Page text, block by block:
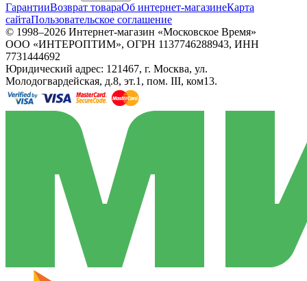
ГарантииВозврат товараОб интернет-магазинеКарта
сайтаПользовательское соглашение
© 1998–2026 Интернет-магазин «Московское Время»
ООО «ИНТЕРОПТИМ», ОГРН 1137746288943, ИНН
7731444692
Юридический адрес: 121467, г. Москва, ул.
Молодогвардейская, д.8, эт.1, пом. III, ком13.